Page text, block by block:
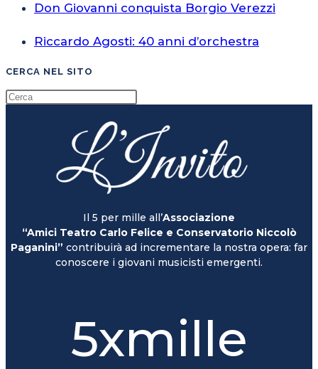
Don Giovanni conquista Borgio Verezzi
Riccardo Agosti: 40 anni d’orchestra
CERCA NEL SITO
Il 5 per mille all’Associazione
“Amici Teatro Carlo Felice e Conservatorio Niccolò
Paganini” contribuirà ad incrementare la nostra opera: far
conoscere i giovani musicisti emergenti.
5xmille